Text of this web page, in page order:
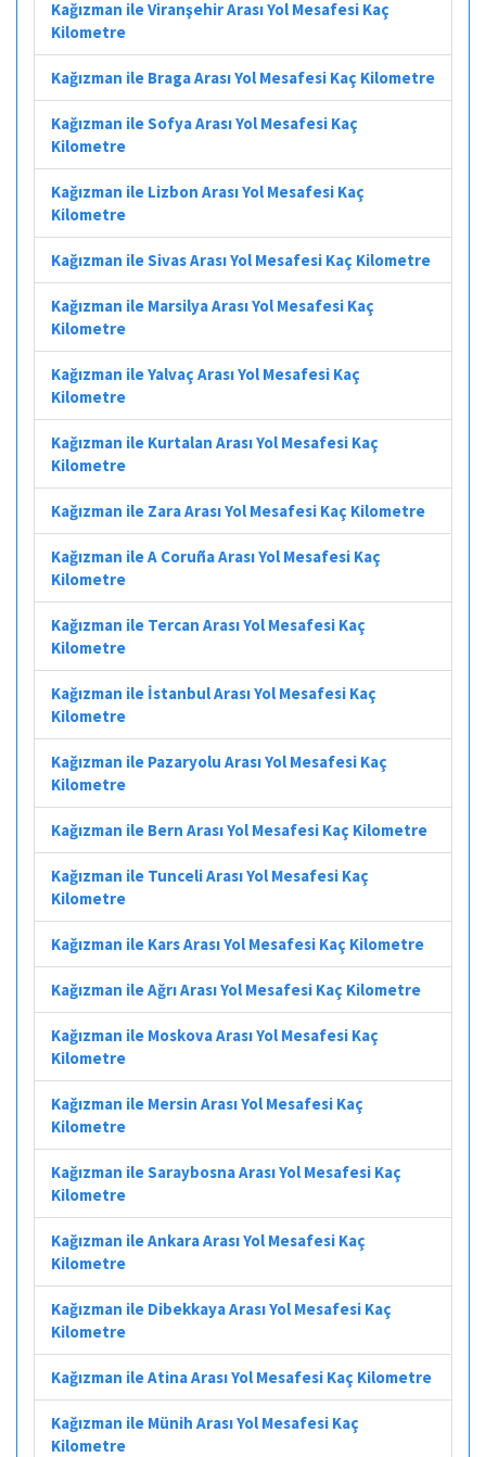
Kağızman ile Viranşehir Arası Yol Mesafesi Kaç
Kilometre
Kağızman ile Braga Arası Yol Mesafesi Kaç Kilometre
Kağızman ile Sofya Arası Yol Mesafesi Kaç
Kilometre
Kağızman ile Lizbon Arası Yol Mesafesi Kaç
Kilometre
Kağızman ile Sivas Arası Yol Mesafesi Kaç Kilometre
Kağızman ile Marsilya Arası Yol Mesafesi Kaç
Kilometre
Kağızman ile Yalvaç Arası Yol Mesafesi Kaç
Kilometre
Kağızman ile Kurtalan Arası Yol Mesafesi Kaç
Kilometre
Kağızman ile Zara Arası Yol Mesafesi Kaç Kilometre
Kağızman ile A Coruña Arası Yol Mesafesi Kaç
Kilometre
Kağızman ile Tercan Arası Yol Mesafesi Kaç
Kilometre
Kağızman ile İstanbul Arası Yol Mesafesi Kaç
Kilometre
Kağızman ile Pazaryolu Arası Yol Mesafesi Kaç
Kilometre
Kağızman ile Bern Arası Yol Mesafesi Kaç Kilometre
Kağızman ile Tunceli Arası Yol Mesafesi Kaç
Kilometre
Kağızman ile Kars Arası Yol Mesafesi Kaç Kilometre
Kağızman ile Ağrı Arası Yol Mesafesi Kaç Kilometre
Kağızman ile Moskova Arası Yol Mesafesi Kaç
Kilometre
Kağızman ile Mersin Arası Yol Mesafesi Kaç
Kilometre
Kağızman ile Saraybosna Arası Yol Mesafesi Kaç
Kilometre
Kağızman ile Ankara Arası Yol Mesafesi Kaç
Kilometre
Kağızman ile Dibekkaya Arası Yol Mesafesi Kaç
Kilometre
Kağızman ile Atina Arası Yol Mesafesi Kaç Kilometre
Kağızman ile Münih Arası Yol Mesafesi Kaç
Kilometre